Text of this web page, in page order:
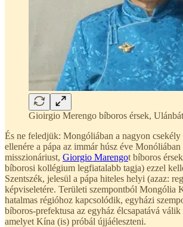
Gioirgio Merengo bíboros érsek,
És ne feledjük: Mongóliában a nagyon
ellenére a pápa az immár húsz éve
misszionáriust, Giorgio Marengot bíboros
bíborosi kollégium legfiatalabb tagja) ezzel
Szentszék, jelesül a pápa hiteles helyi (azaz:
képviseletére. Területi szempontból Mongólia
hatalmas régióhoz kapcsolódik, egyházi
bíboros-prefektusa az egyház élcsapatává válik
amelyet Kína (is) próbál újjáéleszteni.